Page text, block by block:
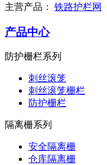
主营产品： 铁路护栏网
产品中心
防护栅栏系列
刺丝滚笼
刺丝滚笼栅栏
防护栅栏
隔离栅系列
安全隔离栅
仓库隔离栅